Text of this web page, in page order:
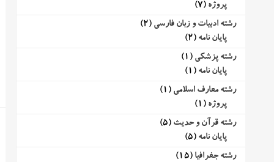
پروژه (7)
رشته ادبیات و زبان فارسی (2)
پایان نامه (2)
رشته پزشکی (1)
پایان نامه (1)
رشته معارف اسلامی (1)
پروژه (1)
رشته قرآن و حدیث (5)
پایان نامه (5)
رشته جغرافیا (15)